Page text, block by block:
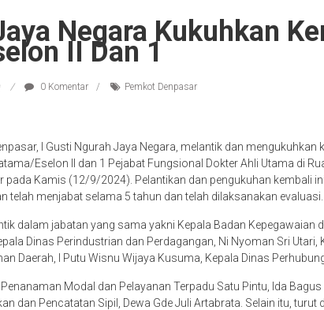
Negara Kukuhkan
II Dan 1
0 Komentar Pemkot Denpasar
I Gusti Ngurah Jaya Negara, melantik dan mengukuhkan
Eselon II dan 1 Pejabat Fungsional Dokter Ahli Utama di
pada Kamis (12/9/2024). Pelantikan dan pengukuhan kembali
telah menjabat selama 5 tahun dan telah dilaksanakan evaluasi.
dalam jabatan yang sama yakni Kepala Badan Kepegawaian
Dinas Perindustrian dan Perdagangan, Ni Nyoman Sri Utari,
Daerah, I Putu Wisnu Wijaya Kusuma, Kepala Dinas
Modal dan Pelayanan Terpadu Satu Pintu, Ida Bagus
dan Pencatatan Sipil, Dewa Gde Juli Artabrata. Selain itu, turut